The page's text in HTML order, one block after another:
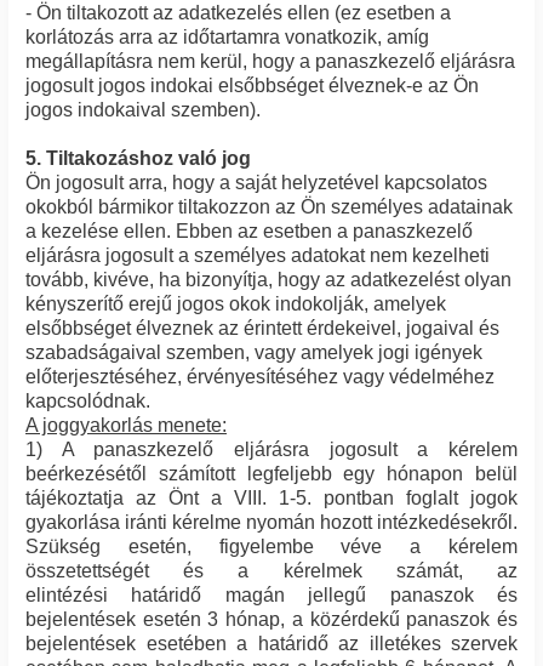
- Ön tiltakozott az adatkezelés ellen (ez esetben a
korlátozás arra az időtartamra vonatkozik, amíg
megállapításra nem kerül, hogy a panaszkezelő eljárásra
jogosult jogos indokai elsőbbséget élveznek-e az Ön
jogos indokaival szemben).
5. Tiltakozáshoz való jog
Ön jogosult arra, hogy a saját helyzetével kapcsolatos
okokból bármikor tiltakozzon az Ön személyes adatainak
a kezelése ellen. Ebben az esetben a panaszkezelő
eljárásra jogosult a személyes adatokat nem kezelheti
tovább, kivéve, ha bizonyítja, hogy az adatkezelést olyan
kényszerítő erejű jogos okok indokolják, amelyek
elsőbbséget élveznek az érintett érdekeivel, jogaival és
szabadságaival szemben, vagy amelyek jogi igények
előterjesztéséhez, érvényesítéséhez vagy védelméhez
kapcsolódnak.
A joggyakorlás menete:
1) A panaszkezelő eljárásra jogosult a kérelem
beérkezésétől számított legfeljebb egy hónapon belül
tájékoztatja az Önt a VIII. 1-5. pontban foglalt jogok
gyakorlása iránti kérelme nyomán hozott intézkedésekről.
Szükség esetén, figyelembe véve a kérelem
összetettségét és a kérelmek számát, az
elintézési határidő magán jellegű panaszok és
bejelentések esetén 3 hónap, a közérdekű panaszok és
bejelentések esetében a határidő az illetékes szervek